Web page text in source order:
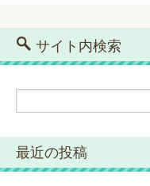
サイト内検索
最近の投稿